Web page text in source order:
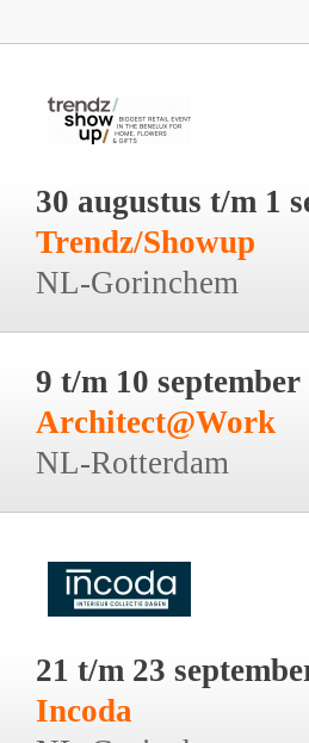
30 augustus t/m 1
Trendz/Showup
NL-Gorinchem
9 t/m 10 september
Architect@Work
NL-Rotterdam
21 t/m 23
Incoda